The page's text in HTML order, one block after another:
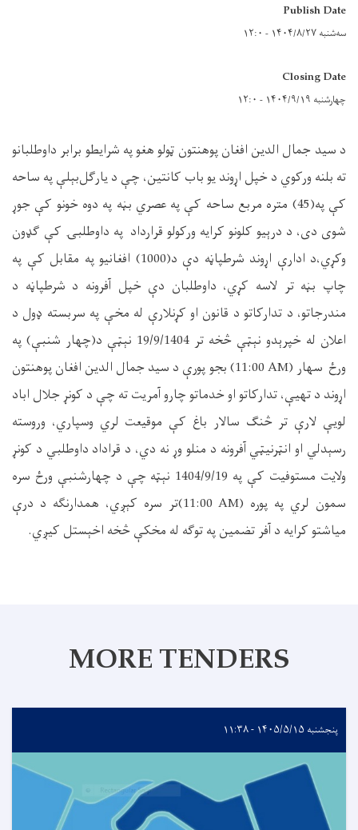
Publish Date
سه‌شنبه ۱۴۰۴/۸/۲۷ - ۱۲:۰
Closing Date
چهارشنبه ۱۴۰۴/۹/۱۹ - ۱۲:۰
د سید جمال الدین افغان پوهنتون ټولو هغو په شرایطو برابر داوطلبانو
ته بلنه ورکوي د خپل اړوند یو باب کانتین، چې د یارگل‌بېلې په ساحه
کې په(45) متره مربع ساحه کې په عصري بڼه په دوه خونو کې جوړ
شوی دی، د درېیو کلونو کرایه ورکولو قرارداد په داوطلبۍ کې گډون
وکړي،د ادارې اړوند شرطپاڼه دې د(1000) افغانیو په مقابل کې په
چاپ بڼه تر لاسه کړي، داوطلبان دې خپل آفرونه د شرطپاڼه د
مندرجاتو، د تدارکاتو د قانون او کړنلارې له مخې په سربسته ډول د
اعلان له خپرېدو نېټې څخه تر 19/9/1404 نېټې د(چهار شنبې) په
ورځ سهار(11:00 AM)بجو پورې د سید جمال الدین افغان پوهنتون
اړوند د تهیې، تدارکاتو او خدماتو چارو آمریت ته چې د کونړ جلال اباد
لویې لارې تر څنگ سالار باغ کې موقیعت لري وسپاري، وروسته
رسېدلي او انټرنیټي آفرونه د منلو وړ نه دي، د قراداد داوطلبي د کونړ
ولايت مستوفیت کې په 1404/9/19 نېټه چې د چهارشنبې ورځ سره
سمون لري په پوره (11:00 AM)تر سره کېږي، همدارنگه د درې
میاشتو کرایه د آفر تضمین په توگه له مخکې څخه اخېستل کیږي.
MORE TENDERS
پنجشنبه ۱۴۰۵/۵/۱۵ - ۱۱:۳۸